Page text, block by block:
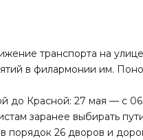
транспорта на улице
в филармонии им.
до Красной: 27 мая — с
заранее выбирать
порядок 26 дворов и